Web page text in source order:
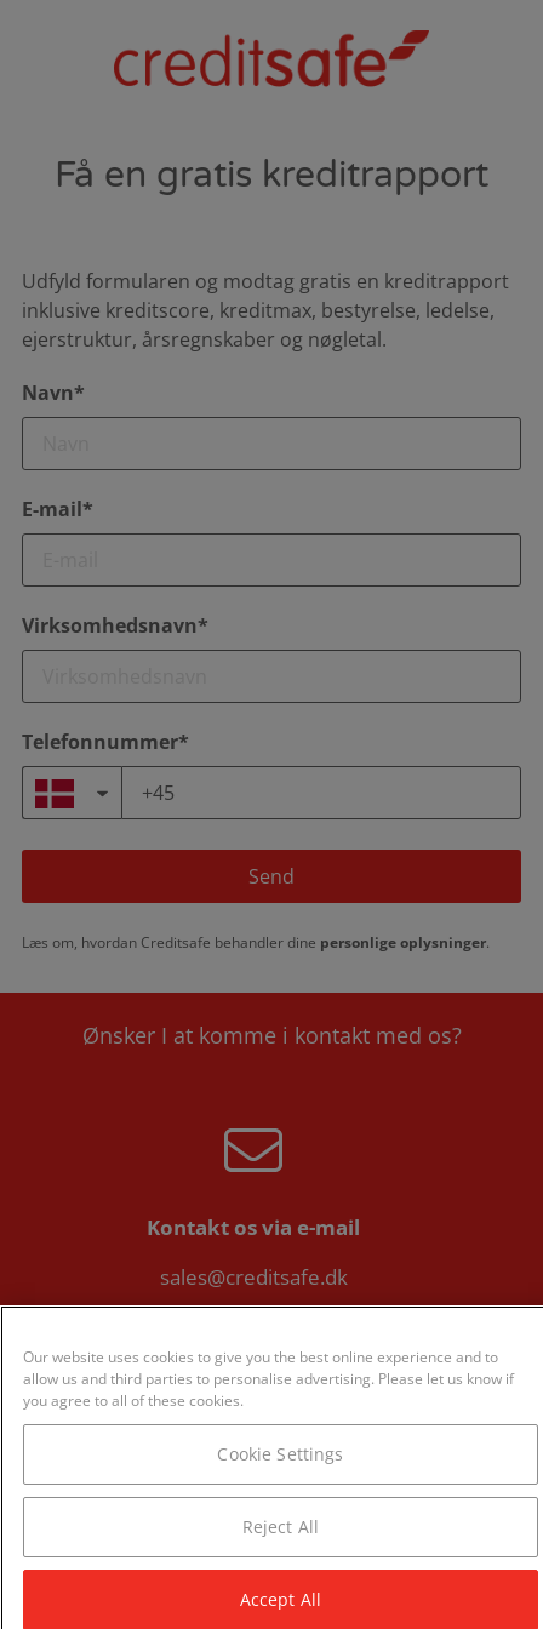
Få en gratis kreditrapport
Udfyld formularen og modtag gratis en kreditrapport
inklusive kreditscore, kreditmax, bestyrelse, ledelse,
ejerstruktur, årsregnskaber og nøgletal.
Navn*
E-mail*
Virksomhedsnavn*
Telefonnummer*
Send
Læs om, hvordan Creditsafe behandler dine personlige oplysninger.
Ønsker I at komme i kontakt med os?
Kontakt os via e-mail
sales@creditsafe.dk
Eller på telefon:
8082 0588
Our website uses cookies to give you the best online experience and to
allow us and third parties to personalise advertising. Please let us know if
you agree to all of these cookies.
Cookie Settings
Reject All
Accept All